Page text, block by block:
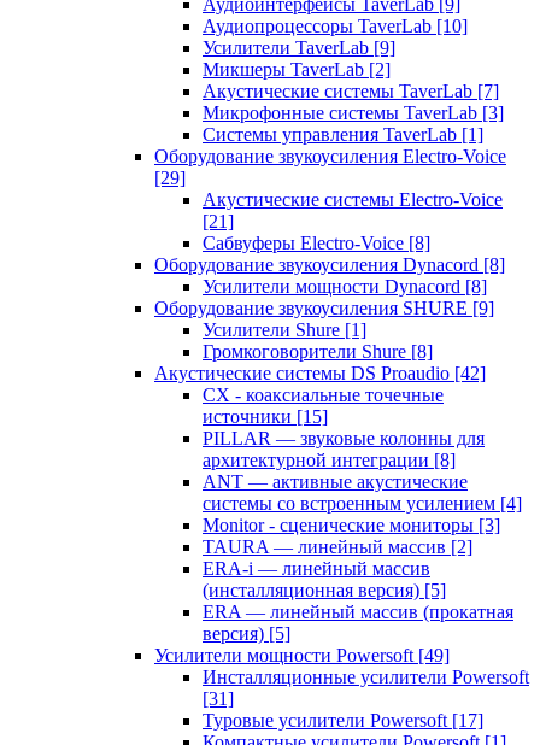
Аудиоинтерфейсы TaverLab [9]
Аудиопроцессоры TaverLab [10]
Усилители TaverLab [9]
Микшеры TaverLab [2]
Акустические системы TaverLab [7]
Микрофонные системы TaverLab [3]
Системы управления TaverLab [1]
Оборудование звукоусиления Electro-Voice
[29]
Акустические системы Electro-Voice
[21]
Сабвуферы Electro-Voice [8]
Оборудование звукоусиления Dynacord [8]
Усилители мощности Dynacord [8]
Оборудование звукоусиления SHURE [9]
Усилители Shure [1]
Громкоговорители Shure [8]
Акустические системы DS Proaudio [42]
CX - коаксиальные точечные
источники [15]
PILLAR — звуковые колонны для
архитектурной интеграции [8]
ANT — активные акустические
системы со встроенным усилением [4]
Monitor - сценические мониторы [3]
TAURA — линейный массив [2]
ERA-i — линейный массив
(инсталляционная версия) [5]
ERA — линейный массив (прокатная
версия) [5]
Усилители мощности Powersoft [49]
Инсталляционные усилители Powersoft
[31]
Туровые усилители Powersoft [17]